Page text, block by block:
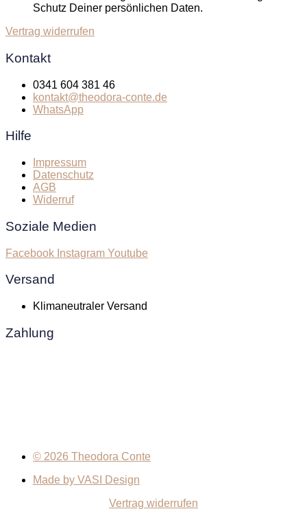
Schutz Deiner persönlichen Daten.
Vertrag widerrufen
Kontakt
0341 604 381 46
kontakt@theodora-conte.de
WhatsApp
Hilfe
Impressum
Datenschutz
AGB
Widerruf
Soziale Medien
Facebook Instagram Youtube
Versand
Klimaneutraler Versand
Zahlung
© 2026 Theodora Conte
Made by VASI Design
Vertrag widerrufen